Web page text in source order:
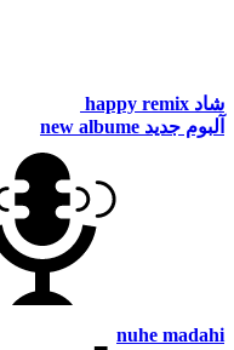
شاد happy remix
آلبوم جدید new albume
nuhe madahi